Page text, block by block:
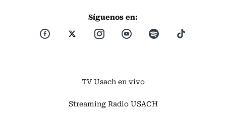
Síguenos en:
TV Usach en vivo
Streaming Radio USACH